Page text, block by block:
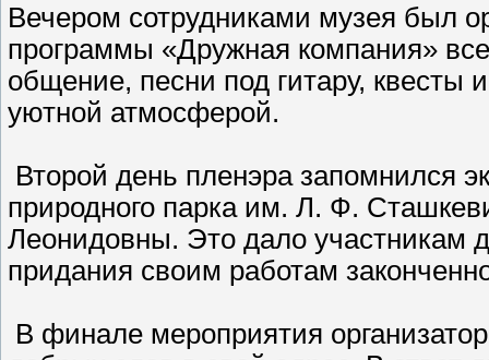
Вечером сотрудниками музея был
программы «Дружная компания»
общение, песни под гитару, квесты
уютной атмосферой.
Второй день пленэра запомнился
природного парка им. Л. Ф.
Леонидовны. Это дало участникам
придания своим работам
В финале мероприятия